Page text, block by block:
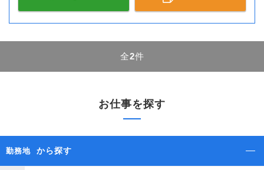
全2件
お仕事を探す
勤務地 から探す